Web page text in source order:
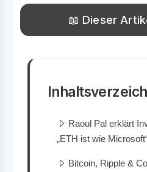
📖 Dieser
Raoul Pal erklärt
„ETH ist wie
Bitcoin, Ripple &